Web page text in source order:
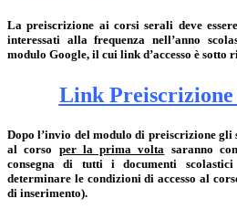
La preiscrizione ai corsi serali deve
interessati alla frequenza nell’anno
modulo Google, il cui link d’accesso è sotto
Link Preiscrizione
Dopo l’invio del modulo di preiscrizione gli
al corso per la prima volta saranno
consegna di tutti i documenti
determinare le condizioni di accesso al
di inserimento).